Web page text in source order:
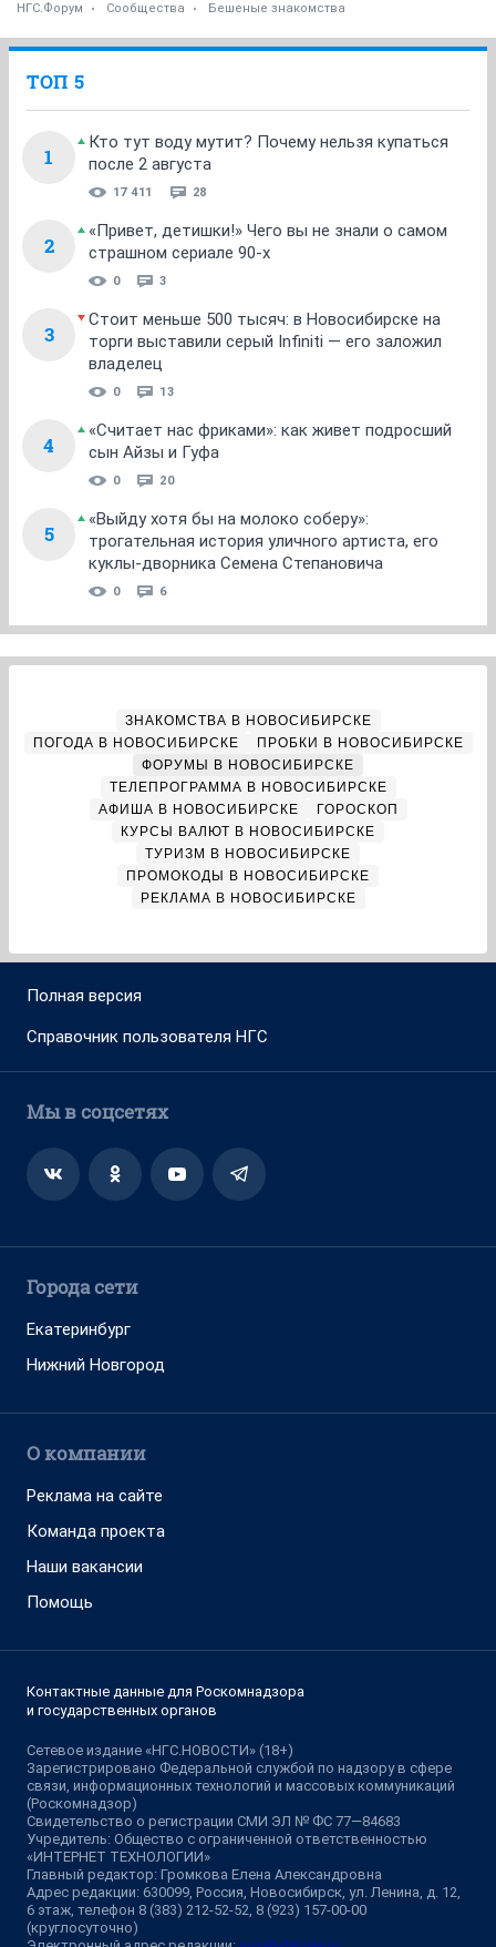
НГС.Форум Сообщества Бешеные знакомства
ТОП 5
1
Кто тут воду мутит? Почему нельзя купаться
после 2 августа
17 411 28
2
«Привет, детишки!» Чего вы не знали о самом
страшном сериале 90-х
0 3
3
Стоит меньше 500 тысяч: в Новосибирске на
торги выставили серый Infiniti — его заложил
владелец
0 13
4
«Считает нас фриками»: как живет подросший
сын Айзы и Гуфа
0 20
5
«Выйду хотя бы на молоко соберу»:
трогательная история уличного артиста, его
куклы-дворника Семена Степановича
0 6
ЗНАКОМСТВА В НОВОСИБИРСКЕ
ПОГОДА В НОВОСИБИРСКЕ
ПРОБКИ В НОВОСИБИРСКЕ
ФОРУМЫ В НОВОСИБИРСКЕ
ТЕЛЕПРОГРАММА В НОВОСИБИРСКЕ
АФИША В НОВОСИБИРСКЕ
ГОРОСКОП
КУРСЫ ВАЛЮТ В НОВОСИБИРСКЕ
ТУРИЗМ В НОВОСИБИРСКЕ
ПРОМОКОДЫ В НОВОСИБИРСКЕ
РЕКЛАМА В НОВОСИБИРСКЕ
Полная версия
Справочник пользователя НГС
Мы в соцсетях
Города сети
Екатеринбург
Нижний Новгород
О компании
Реклама на сайте
Команда проекта
Наши вакансии
Помощь
Контактные данные для Роскомнадзора
и государственных органов
Сетевое издание «НГС.НОВОСТИ» (18+)
Зарегистрировано Федеральной службой по надзору в сфере
связи, информационных технологий и массовых коммуникаций
(Роскомнадзор)
Свидетельство о регистрации СМИ ЭЛ № ФС 77—84683
Учредитель: Общество с ограниченной ответственностью
«ИНТЕРНЕТ ТЕХНОЛОГИИ»
Главный редактор: Громкова Елена Александровна
Адрес редакции: 630099, Россия, Новосибирск, ул. Ленина, д. 12,
6 этаж, телефон 8 (383) 212-52-52, 8 (923) 157-00-00
(круглосуточно)